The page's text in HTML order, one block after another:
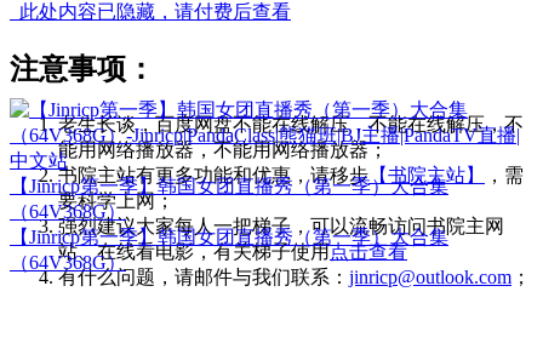
此处内容已隐藏，请付费后查看
注意事项：
老生长谈，百度网盘不能在线解压，不能在线解压，不
能用网络播放器，不能用网络播放器；
书院主站有更多功能和优惠，请移步【书院主站】
，需
要科学上网；
强烈建议大家每人一把梯子，可以流畅访问书院主网
站、在线看电影，有关梯子使用点击查看
有什么问题，请邮件与我们联系： jinricp@outlook.com ；
【Jinricp第一季】韩国女团直播秀（第一季）大合集
（64V368G）
【Jinricp第一季】韩国女团直播秀（第一季）大合集
（64V368G）